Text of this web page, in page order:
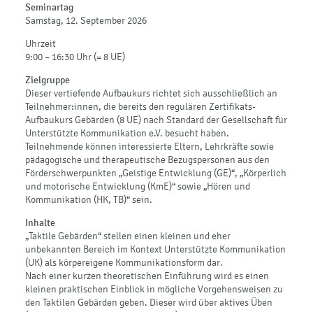
Seminartag
Samstag, 12. September 2026
Uhrzeit
9:00 – 16:30 Uhr (= 8 UE)
Zielgruppe
Dieser vertiefende Aufbaukurs richtet sich ausschließlich an
Teilnehmer:innen, die bereits den regulären Zertifikats-
Aufbaukurs Gebärden (8 UE) nach Standard der Gesellschaft für
Unterstützte Kommunikation e.V. besucht haben.
Teilnehmende können interessierte Eltern, Lehrkräfte sowie
pädagogische und therapeutische Bezugspersonen aus den
Förderschwerpunkten „Geistige Entwicklung (GE)“, „Körperlich
und motorische Entwicklung (KmE)“ sowie „Hören und
Kommunikation (HK, TB)“ sein.
Inhalte
„Taktile Gebärden“ stellen einen kleinen und eher
unbekannten Bereich im Kontext Unterstützte Kommunikation
(UK) als körpereigene Kommunikationsform dar.
Nach einer kurzen theoretischen Einführung wird es einen
kleinen praktischen Einblick in mögliche Vorgehensweisen zu
den Taktilen Gebärden geben. Dieser wird über aktives Üben